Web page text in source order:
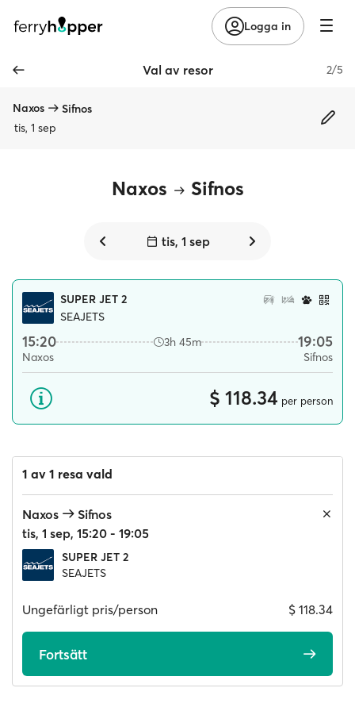
Logga in
Val av resor 2/5
Naxos
Sifnos
tis, 1 sep
Naxos Sifnos
tis, 1 sep
SUPER JET 2
SEAJETS
15:20 3h 45m 19:05
Naxos Sifnos
$ 118.34 per person
1 av 1 resa vald
Naxos
Sifnos
tis, 1 sep, 15:20 - 19:05
SUPER JET 2
SEAJETS
Ungefärligt pris/person $ 118.34
Fortsätt